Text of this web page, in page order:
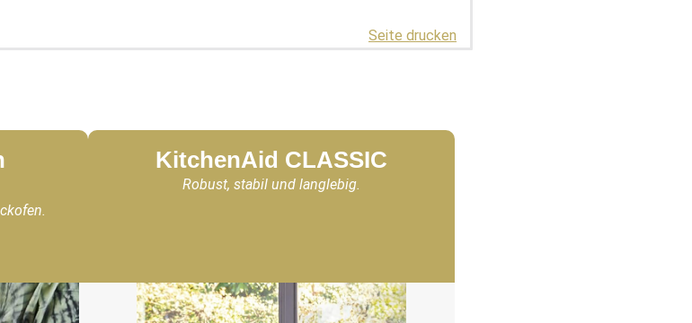
Seite drucken
KitchenAid CLASSIC
Robust, stabil und langlebig.